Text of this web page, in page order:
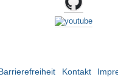
Barrierefreiheit Kontakt